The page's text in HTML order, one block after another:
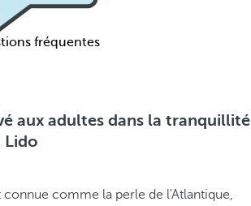
fréquentes
aux adultes dans la tranquillité
Lido
connue comme la perle de l'Atlantique,